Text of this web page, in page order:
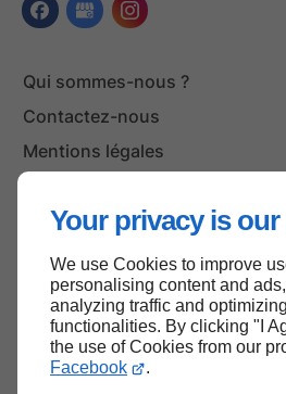
Your privacy is
We use Cookies to improve
personalising content and
analyzing traffic and
functionalities. By clicking "I
the use of Cookies from our
Facebook
.
Qui sommes-nous ?
Contactez-nous
Mentions légales
Haut de